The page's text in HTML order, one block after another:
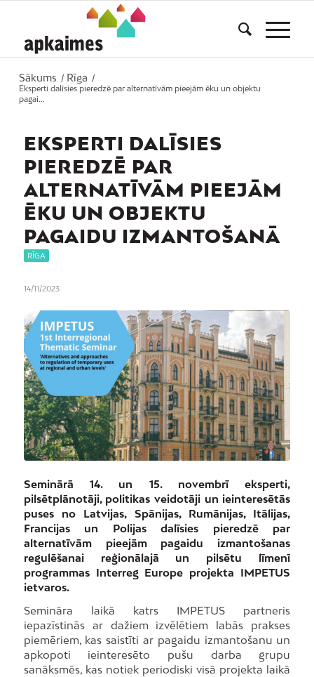
Sākums / Rīga
/
Eksperti dalīsies pieredzē par alternatīvām pieejām ēku un objektu
pagai...
EKSPERTI DALĪSIES
PIEREDZĒ PAR
ALTERNATĪVĀM PIEEJĀM
ĒKU UN OBJEKTU
PAGAIDU IZMANTOŠANĀ
RĪGA
14/11/2023
Seminārā 14. un 15. novembrī eksperti,
pilsētplānotāji, politikas veidotāji un ieinteresētās
puses no Latvijas, Spānijas, Rumānijas, Itālijas,
Francijas un Polijas dalīsies pieredzē par
alternatīvām pieejām pagaidu izmantošanas
regulēšanai reģionālajā un pilsētu līmenī
programmas Interreg Europe projekta IMPETUS
ietvaros.
Semināra laikā katrs IMPETUS partneris
iepazīstinās ar dažiem izvēlētiem labās prakses
piemēriem, kas saistīti ar pagaidu izmantošanu un
apkopoti ieinteresēto pušu darba grupu
sanāksmēs, kas notiek periodiski visā projekta laikā